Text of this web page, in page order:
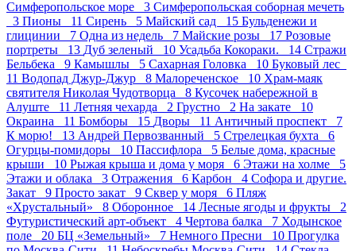
Симферопольское море 3 Симферопольская соборная мечеть
3 Пионы 11 Сирень 5 Майский сад 15 Бульденежи и
глицинии 7 Одна из недель 7 Майские розы 17 Розовые
портреты 13 Дуб зеленый 10 Усадьба Кокораки. 14 Стражи
Бельбека 9 Камышлы 5 Сахарная Головка 10 Буковый лес
11 Водопад Джур-Джур 8 Малореченское 10 Храм-маяк
святителя Николая Чудотворца 8 Кусочек набережной в
Алуште 11 Летняя чехарда 2 Грустно 2 На закате 10
Окраина 11 Бомборы 15 Дворы 11 Античный проспект 7
К морю! 13 Андрей Первозванный 5 Стрелецкая бухта 6
Огурцы-помидоры 10 Пасcифлора 5 Белые дома, красные
крыши 10 Рыжая крыша и дома у моря 6 Этажи на холме 5
Этажи и облака 3 Отражения 6 Карбон 4 Софора и другие.
Закат 9 Просто закат 9 Сквер у моря 6 Пляж
«Хрустальный» 8 Оборонное 14 Лесные ягоды и фрукты 2
Футуристический арт-объект 4 Чертова балка 7 Ходынское
поле 20 БЦ «Земельный» 7 Немного Пресни 10 Прогулка